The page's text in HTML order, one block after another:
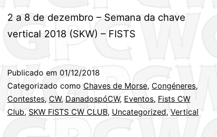
2 a 8 de dezembro – Semana da chave
vertical 2018 (SKW) – FISTS
Publicado em 01/12/2018
Categorizado como Chaves de Morse, Congéneres,
Contestes, CW, DanadospóCW, Eventos, Fists CW
Club, SKW FISTS CW CLUB, Uncategorized, Vertical